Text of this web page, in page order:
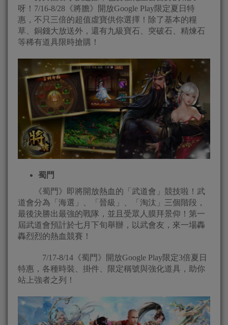
呀！7/16-8/28《將膽》開放Google Play限定夏日特
惠，不只三倍的超值虛寶供你選擇！除了基本的糧
草、銅錢大放送外，還有九級寶石、突破石、精煉石
等稀有道具限時搶購！
蜀門
《蜀門》即將開放熱血的「武道會」競技啦！武
道會分為「海選」、「晉級」、「淘汰」三個階段，
最後決勝出最強的戰隊，並且受眾人膜拜景仰！第一
屆武道會預計於七月下旬舉辦，以武會友，來一場轟
轟烈烈的熱血競賽！
7/17-8/14《蜀門》開放Google Play限定3倍夏日
特惠，各種時裝、掛件、限定稱號與強化道具，助你
站上強者之列！